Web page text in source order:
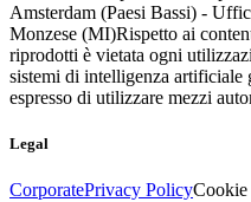
Amsterdam (Paesi Bassi) -
Monzese (MI)Rispetto ai
riprodotti è vietata ogni
sistemi di intelligenza artificiale
espresso di utilizzare mezzi
Legal
CorporatePrivacy Policy